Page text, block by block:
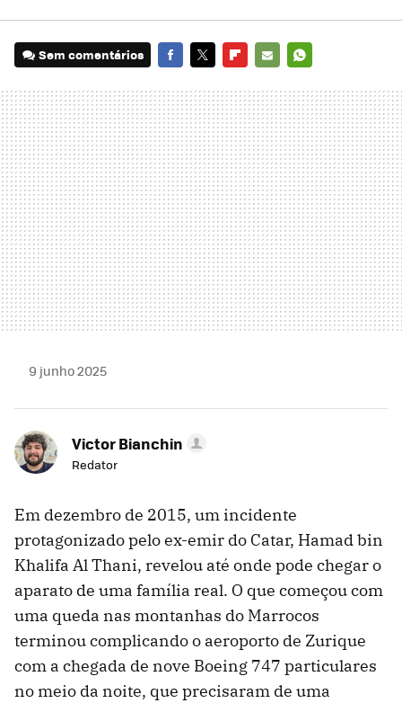
Sem comentários
MAIL
9 junho 2025
Victor Bianchin
Redator
Em dezembro de 2015, um incidente
protagonizado pelo ex-emir do Catar, Hamad bin
Khalifa Al Thani, revelou até onde pode chegar o
aparato de uma família real. O que começou com
uma queda nas montanhas do Marrocos
terminou complicando o aeroporto de Zurique
com a chegada de nove Boeing 747 particulares
no meio da noite, que precisaram de uma